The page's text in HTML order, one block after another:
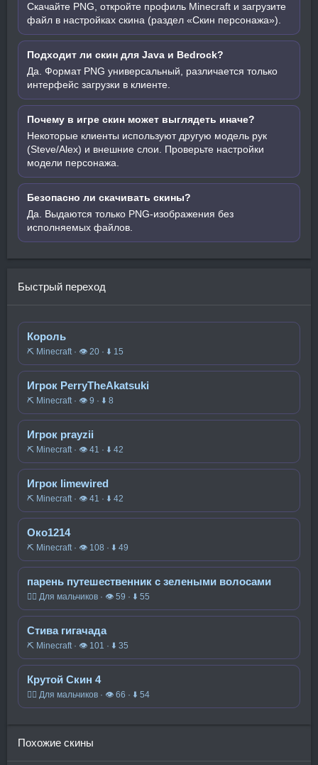
Скачайте PNG, откройте профиль Minecraft и загрузите
файл в настройках скина (раздел «Скин персонажа»).
Подходит ли скин для Java и Bedrock?
Да. Формат PNG универсальный, различается только
интерфейс загрузки в клиенте.
Почему в игре скин может выглядеть иначе?
Некоторые клиенты используют другую модель рук
(Steve/Alex) и внешние слои. Проверьте настройки
модели персонажа.
Безопасно ли скачивать скины?
Да. Выдаются только PNG-изображения без
исполняемых файлов.
Быстрый переход
Король
⛏️ Minecraft · 👁 20 · ⬇ 15
Игрок PerryTheAkatsuki
⛏️ Minecraft · 👁 9 · ⬇ 8
Игрок prayzii
⛏️ Minecraft · 👁 41 · ⬇ 42
Игрок limewired
⛏️ Minecraft · 👁 41 · ⬇ 42
Око1214
⛏️ Minecraft · 👁 108 · ⬇ 49
парень путешественник с зелеными волосами
🧍‍♂️ Для мальчиков · 👁 59 · ⬇ 55
Стива гигачада
⛏️ Minecraft · 👁 101 · ⬇ 35
Крутой Скин 4
🧍‍♂️ Для мальчиков · 👁 66 · ⬇ 54
Похожие скины